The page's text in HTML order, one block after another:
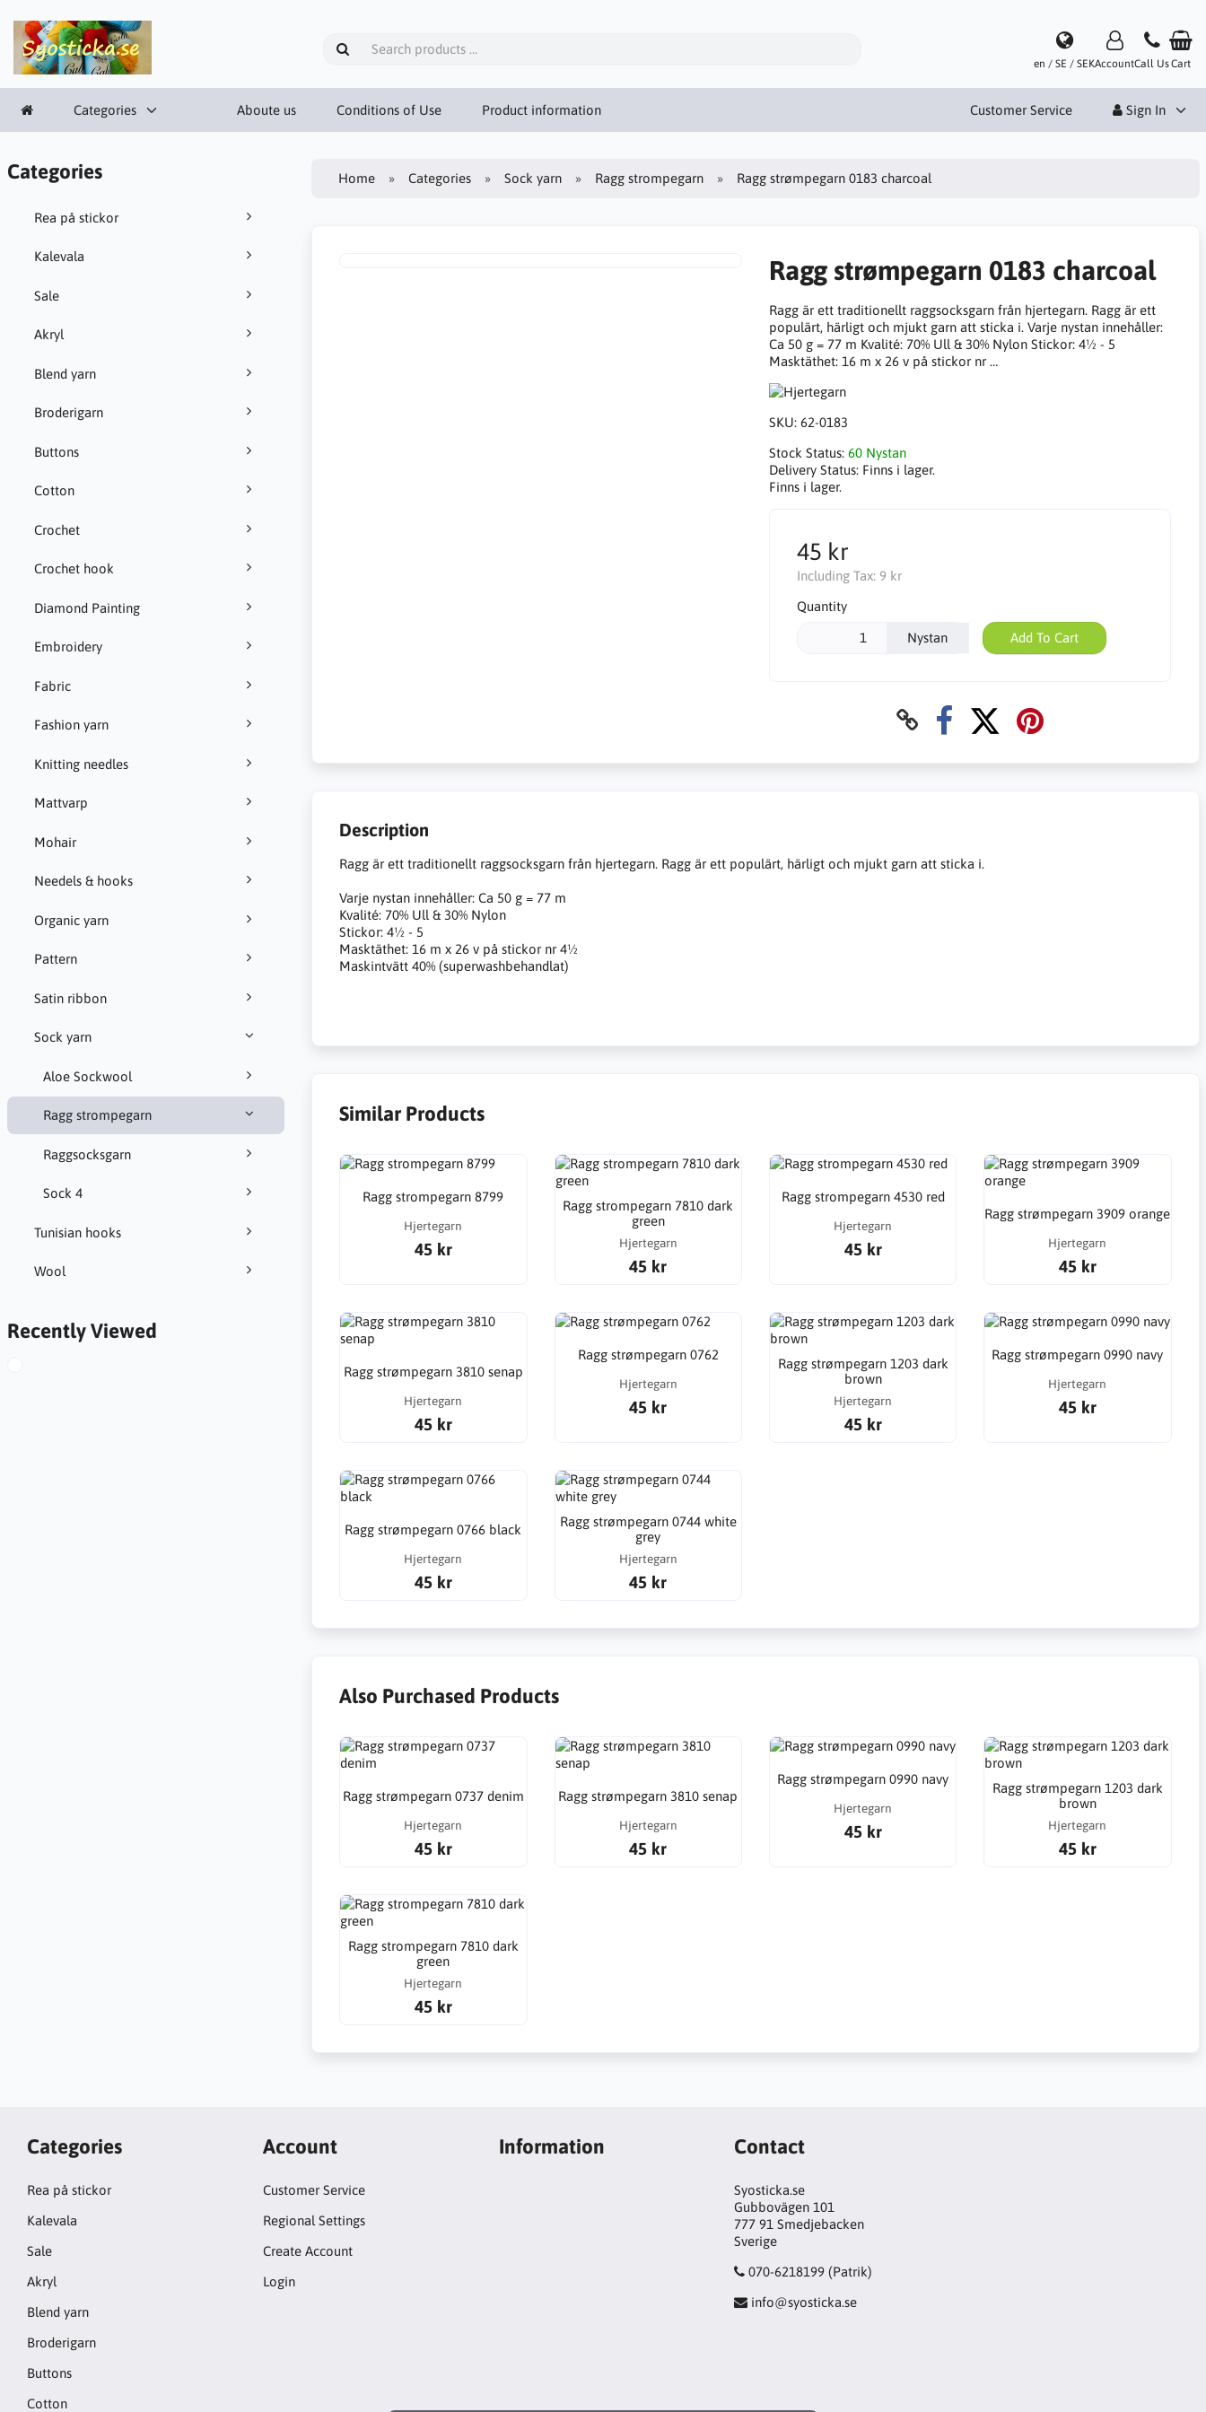
en / SE / SEKAccountCall UsCart
Categories Aboute us Conditions of Use Product information Customer Service Sign In
Categories
Rea på stickor
Kalevala
Sale
Akryl
Blend yarn
Broderigarn
Buttons
Cotton
Crochet
Crochet hook
Diamond Painting
Embroidery
Fabric
Fashion yarn
Knitting needles
Mattvarp
Mohair
Needels & hooks
Organic yarn
Pattern
Satin ribbon
Sock yarn
Aloe Sockwool
Ragg strompegarn
Raggsocksgarn
Sock 4
Tunisian hooks
Wool
Recently Viewed
Home Categories Sock yarn Ragg strompegarn Ragg strømpegarn 0183 charcoal
Ragg strømpegarn 0183 charcoal
Ragg är ett traditionellt raggsocksgarn från hjertegarn. Ragg är ett
populärt, härligt och mjukt garn att sticka i. Varje nystan innehåller:
Ca 50 g = 77 m Kvalité: 70% Ull & 30% Nylon Stickor: 4½ - 5
Masktäthet: 16 m x 26 v på stickor nr …
SKU: 62-0183
Stock Status: 60 Nystan
Delivery Status: Finns i lager.
Finns i lager.
45 kr
Including Tax: 9 kr
Quantity
Nystan Add To Cart
Description
Ragg är ett traditionellt raggsocksgarn från hjertegarn. Ragg är ett populärt, härligt och mjukt garn att sticka i.
Varje nystan innehåller: Ca 50 g = 77 m
Kvalité: 70% Ull & 30% Nylon
Stickor: 4½ - 5
Masktäthet: 16 m x 26 v på stickor nr 4½
Maskintvätt 40% (superwashbehandlat)
Similar Products
Ragg strompegarn 8799
Hjertegarn
45 kr
Ragg strompegarn 7810 dark
green
Hjertegarn
45 kr
Ragg strompegarn 4530 red
Hjertegarn
45 kr
Ragg strømpegarn 3909 orange
Hjertegarn
45 kr
Ragg strømpegarn 3810 senap
Hjertegarn
45 kr
Ragg strømpegarn 0762
Hjertegarn
45 kr
Ragg strømpegarn 1203 dark
brown
Hjertegarn
45 kr
Ragg strømpegarn 0990 navy
Hjertegarn
45 kr
Ragg strømpegarn 0766 black
Hjertegarn
45 kr
Ragg strømpegarn 0744 white
grey
Hjertegarn
45 kr
Also Purchased Products
Ragg strømpegarn 0737 denim
Hjertegarn
45 kr
Ragg strømpegarn 3810 senap
Hjertegarn
45 kr
Ragg strømpegarn 0990 navy
Hjertegarn
45 kr
Ragg strømpegarn 1203 dark
brown
Hjertegarn
45 kr
Ragg strompegarn 7810 dark
green
Hjertegarn
45 kr
Categories
Rea på stickor
Kalevala
Sale
Akryl
Blend yarn
Broderigarn
Buttons
Cotton
Account
Customer Service
Regional Settings
Create Account
Login
Information Contact
Syosticka.se
Gubbovägen 101
777 91 Smedjebacken
Sverige
070-6218199 (Patrik)
info@syosticka.se